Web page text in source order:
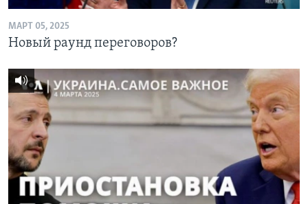
МАРТ 05, 2025
Новый раунд переговоров?